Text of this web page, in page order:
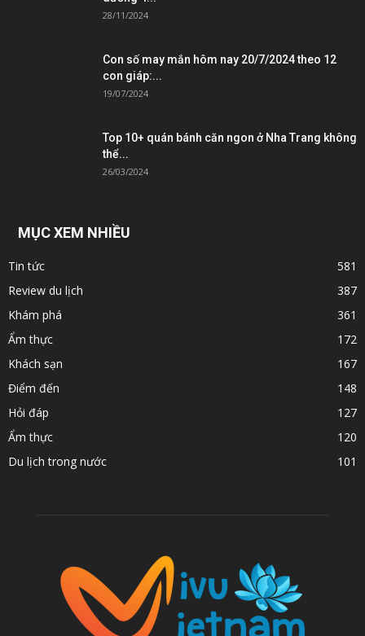
28/11/2024
Con số may mắn hôm nay 20/7/2024 theo 12
con giáp:...
19/07/2024
Top 10+ quán bánh căn ngon ở Nha Trang không
thể...
26/03/2024
MỤC XEM NHIỀU
Tin tức
581
Review du lịch
387
Khám phá
361
Ẩm thực
172
Khách sạn
167
Điểm đến
148
Hỏi đáp
127
Ẩm thực
120
Du lịch trong nước
101